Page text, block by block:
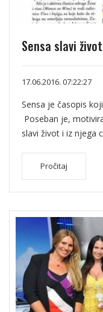
Sensa slavi
17.06.2016. 07:22:27
Sensa je časopis
Poseban je,
slavi život i iz njega
Pročitaj